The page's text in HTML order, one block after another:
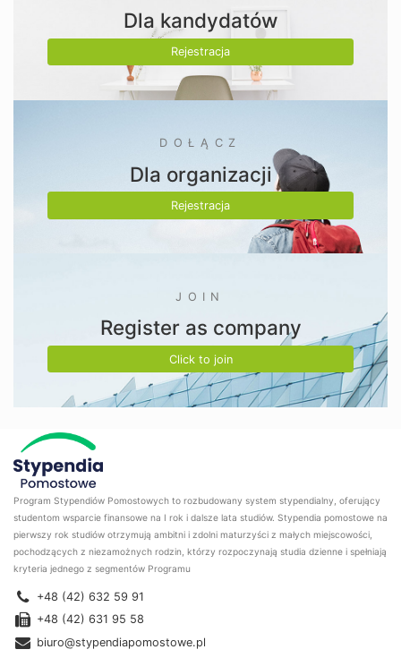
Dla kandydatów
Rejestracja
DOŁĄCZ
Dla organizacji
Rejestracja
JOIN
Register as company
Click to join
Program Stypendiów Pomostowych to rozbudowany system stypendialny, oferujący
studentom wsparcie finansowe na I rok i dalsze lata studiów. Stypendia pomostowe na
pierwszy rok studiów otrzymują ambitni i zdolni maturzyści z małych miejscowości,
pochodzących z niezamożnych rodzin, którzy rozpoczynają studia dzienne i spełniają
kryteria jednego z segmentów Programu
+48 (42) 632 59 91
+48 (42) 631 95 58
biuro@stypendiapomostowe.pl